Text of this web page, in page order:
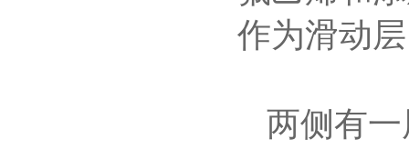
作为滑动
两侧有